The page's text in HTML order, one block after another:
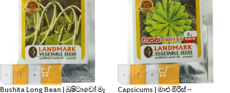
-
+
Bushita Long Bean | බුෂිටාවෝ මෑ
-
+
Capsicums | මාළු මිරිස් –